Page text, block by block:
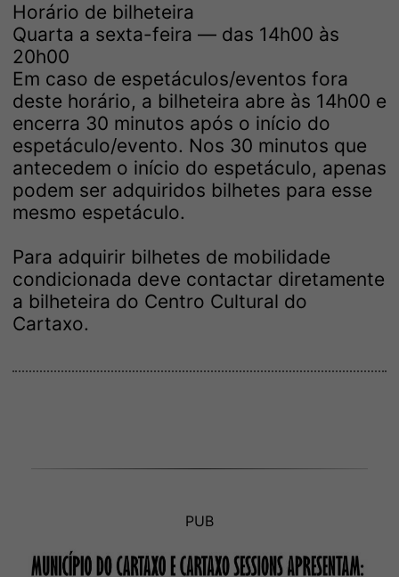
Horário de bilheteira
Quarta a sexta-feira — das 14h00 às
20h00
Em caso de espetáculos/eventos fora
deste horário, a bilheteira abre às 14h00 e
encerra 30 minutos após o início do
espetáculo/evento. Nos 30 minutos que
antecedem o início do espetáculo, apenas
podem ser adquiridos bilhetes para esse
mesmo espetáculo.
Para adquirir bilhetes de mobilidade
condicionada deve contactar diretamente
a bilheteira do Centro Cultural do
Cartaxo.
PUB